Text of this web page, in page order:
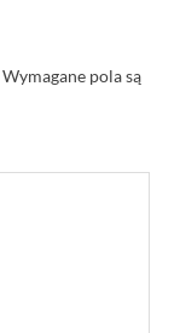
Wymagane pola są